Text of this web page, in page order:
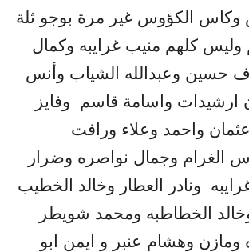
وكاس الكؤوس غير مرة بوجو ثلة
كلهم منيب غرايبه وكمال
حسين وعبدالله الشياب وأنس
ارشيدات واسامة قاسم وفايز
واحمد وعلاء ورافت
الغرام وجمال نواصره وضرار
ونادر العطار وخالد الخطيب
الخطاطبه ومحمد شويطر
وهشام عنبر و ايمن ابو